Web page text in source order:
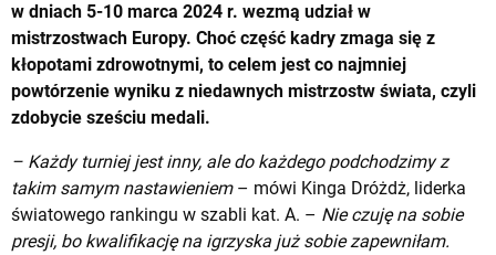
w dniach 5-10 marca 2024 r. wezmą udział w
mistrzostwach Europy. Choć część kadry zmaga się z
kłopotami zdrowotnymi, to celem jest co najmniej
powtórzenie wyniku z niedawnych mistrzostw świata, czyli
zdobycie sześciu medali.
– Każdy turniej jest inny, ale do każdego podchodzimy z
takim samym nastawieniem– mówi Kinga Dróżdż, liderka
światowego rankingu w szabli kat. A. – Nie czuję na sobie
presji, bo kwalifikację na igrzyska już sobie zapewniłam.